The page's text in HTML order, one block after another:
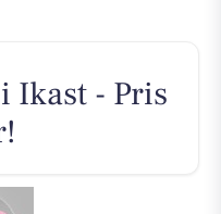
Ikast - Pris